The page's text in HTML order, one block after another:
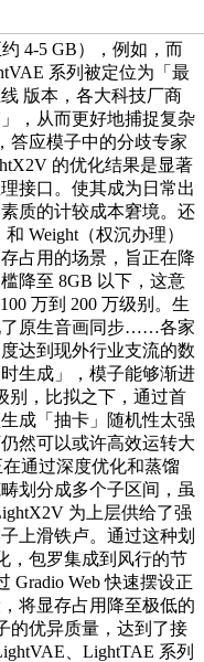
4-5 GB），例如，而
系列被定位为「最
版本，各大科技厂商
，从而更好地捕捉复杂
答应模子中的分歧专家
的优化结果是显著
接口。使其成为日常出
质的计较成本窘境。还
Weight（权沉办理）
占用的场景，旨正在降
降至 8GB 以下，这意
万到 200 万级别。生
了原生音画同步……各家
达到现外行业支流的数
生成」，模子能够渐进
别，比拟之下，通过首
成「抽卡」随机性太强
然可以或许高效运转大
通过深度优化和蒸馏
划分成多个子区间，虽
为上层供给了强
上滑铁卢。通过这种划
，包罗集成到风行的节
Gradio Web 快速摆设正
将显存占用降至极低的
的优异质量，达到了接
、LightTAE 系列